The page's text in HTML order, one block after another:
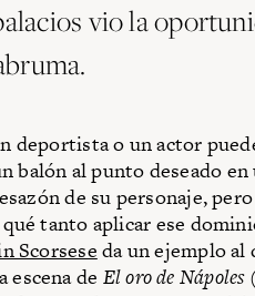
vio la
deportista o un actor
balón al punto deseado
de su personaje,
tanto aplicar ese
Scorsese da un ejemplo
escena de El oro de Nápoles